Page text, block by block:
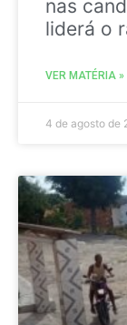
nas
liderá o
VER MATÉRIA »
4 de agosto de